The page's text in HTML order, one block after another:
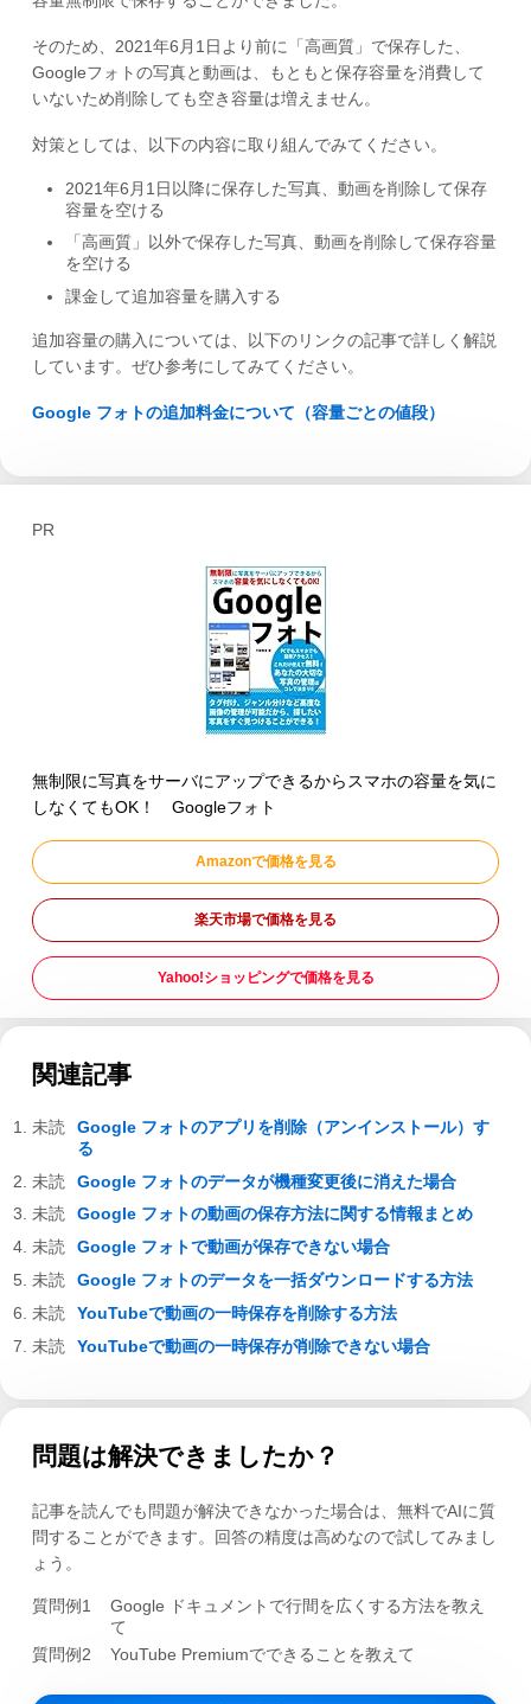
そのため、2021年6月1日より前に「高画質」で保存した、
Googleフォトの写真と動画は、もともと保存容量を消費して
いないため削除しても空き容量は増えません。
対策としては、以下の内容に取り組んでみてください。
2021年6月1日以降に保存した写真、動画を削除して保存
容量を空ける
「高画質」以外で保存した写真、動画を削除して保存容量
を空ける
課金して追加容量を購入する
追加容量の購入については、以下のリンクの記事で詳しく解説
しています。ぜひ参考にしてみてください。
Google フォトの追加料金について（容量ごとの値段）
PR
無制限に写真をサーバにアップできるからスマホの容量を気に
しなくてもOK！ Googleフォト
Amazonで価格を見る
楽天市場で価格を見る
Yahoo!ショッピングで価格を見る
関連記事
Google フォトのアプリを削除（アンインストール）す
る
Google フォトのデータが機種変更後に消えた場合
Google フォトの動画の保存方法に関する情報まとめ
Google フォトで動画が保存できない場合
Google フォトのデータを一括ダウンロードする方法
YouTubeで動画の一時保存を削除する方法
YouTubeで動画の一時保存が削除できない場合
問題は解決できましたか？
記事を読んでも問題が解決できなかった場合は、無料でAIに質
問することができます。回答の精度は高めなので試してみまし
ょう。
質問例1
Google ドキュメントで行間を広くする方法を教え
て
質問例2
YouTube Premiumでできることを教えて